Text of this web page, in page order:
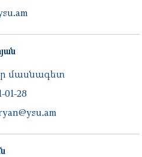
մասնագետ
01-28